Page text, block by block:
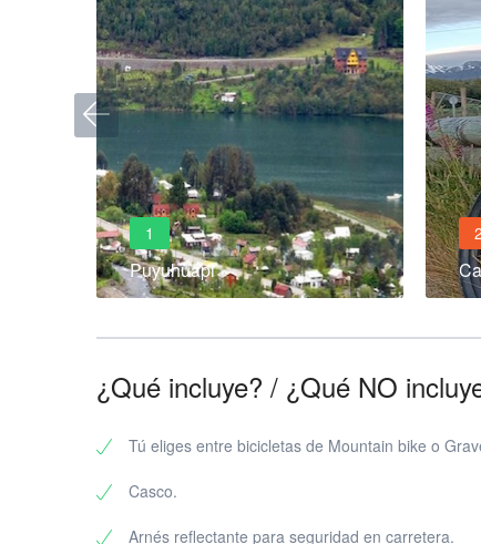
1
Puyuhuapi
2
¿Qué incluye? / ¿Qué NO
Tú eliges entre bicicletas de Mountain bike o
Casco.
Arnés reflectante para seguridad en carretera.